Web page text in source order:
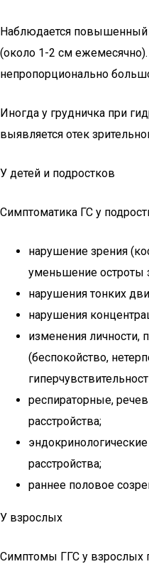
Наблюдается повышенный
(около 1-2 см
непропорционально
Иногда у грудничка при
выявляется отек
У детей и подростков
Симптоматика ГС у
нарушение зрения
уменьшение остроты
нарушения тонких
нарушения
изменения личности,
(беспокойство,
респираторные,
расстройства;
расстройства;
раннее половое
У взрослых
Симптомы ГГС у взрослых